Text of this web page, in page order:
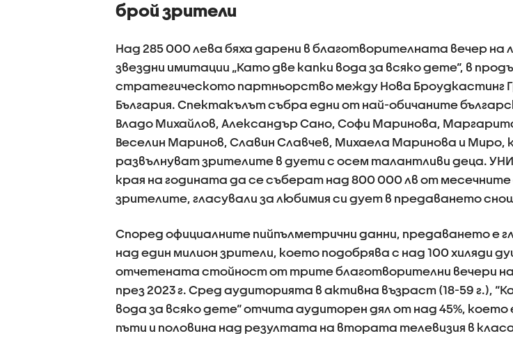
брой зрители
Над 285 000 лева бяха дарени в благотворителната вечер
звездни имитации „Като две капки вода за всяко дете“, в
стратегическото партньорство между Нова Броудкастинг
България. Спектакълът събра едни от най-обичаните
Владо Михайлов, Александър Сано, Софи Маринова,
Веселин Маринов, Славин Славчев, Михаела Маринова и Миро,
развълнуват зрителите в дуети с осем талантливи деца.
края на годината да се съберат над 800 000 лв от месечните
зрителите, гласували за любимия си дует в предаването
Според официалните пийпълметрични данни, предаването е
над един милион зрители, което подобрява с над 100 хиляди
отчетената стойност от трите благотворителни вечери
през 2023 г. Сред аудиторията в активна възраст (18-59 г.),
вода за всяко дете“ отчита аудиторен дял от над 45%, което
пъти и половина над резултата на втората телевизия в